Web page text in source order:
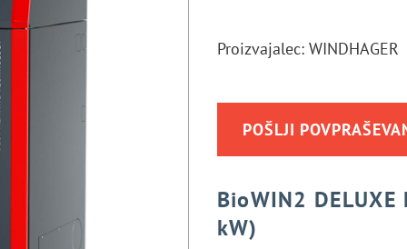
Proizvajalec: WINDHAGER
POŠLJI
BioWIN2 DELUXE
kW)